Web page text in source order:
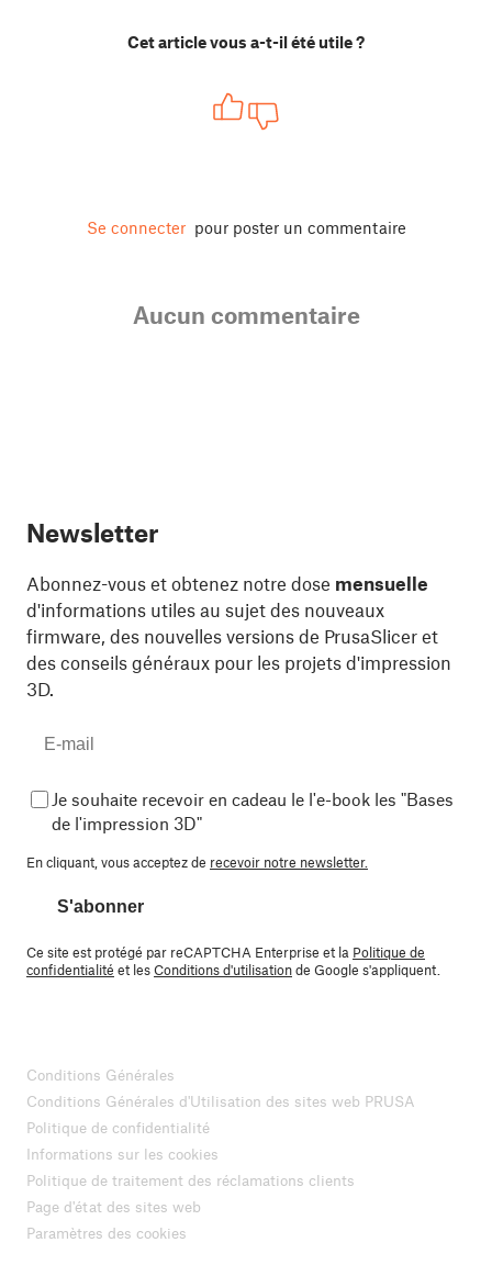
Cet article vous a-t-il été utile ?
Se connecter pour poster un commentaire
Aucun commentaire
Newsletter
Abonnez-vous et obtenez notre dose mensuelle
d'informations utiles au sujet des nouveaux
firmware, des nouvelles versions de PrusaSlicer et
des conseils généraux pour les projets d'impression
3D.
Je souhaite recevoir en cadeau le l'e-book les "Bases
de l'impression 3D"
En cliquant, vous acceptez de recevoir notre newsletter.
S'abonner
Ce site est protégé par reCAPTCHA Enterprise et la Politique de
confidentialité et lesConditions d'utilisationde Google s'appliquent.
Conditions Générales
Conditions Générales d'Utilisation des sites web PRUSA
Politique de confidentialité
Informations sur les cookies
Politique de traitement des réclamations clients
Page d'état des sites web
Paramètres des cookies